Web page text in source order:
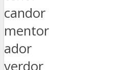
candor
mentor
ador
verdor